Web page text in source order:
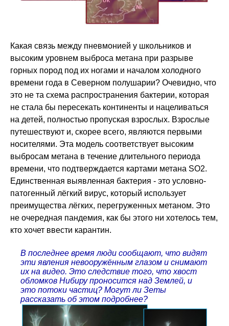
Какая связь между пневмонией у школьников и
высоким уровнем выброса метана при разрыве
горных пород под их ногами и началом холодного
времени года в Северном полушарии? Очевидно, что
это не та схема распространения бактерии, которая
не стала бы пересекать континенты и нацеливаться
на детей, полностью пропуская взрослых. Взрослые
путешествуют и, скорее всего, являются первыми
носителями. Эта модель соответствует высоким
выбросам метана в течение длительного периода
времени, что подтверждается картами метана SO2.
Единственная выявленная бактерия - это условно-
патогенный лёгкий вирус, который использует
преимущества лёгких, перегруженных метаном. Это
не очередная пандемия, как бы этого ни хотелось тем,
кто хочет ввести карантин.
В последнее время люди сообщают, что видят
эти явления невооружённым глазом и снимают
их на видео. Это следствие того, что хвост
обломков Нибиру проносится над Землей, и
это потоки частиц? Могут ли Зеты
рассказать об этом подробнее?